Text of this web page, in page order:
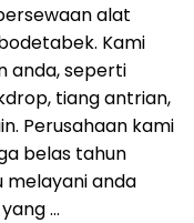
alat
Kami
anda, seperti
tiang antrian,
Perusahaan kami
belas tahun
melayani anda
…